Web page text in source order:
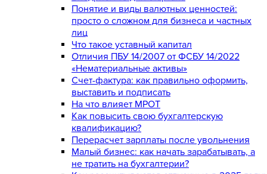
Понятие и виды валютных ценностей:
просто о сложном для бизнеса и частных
лиц
Что такое уставный капитал
Отличия ПБУ 14/2007 от ФСБУ 14/2022
«Нематериальные активы»
Счет-фактура: как правильно оформить,
выставить и подписать
На что влияет МРОТ
Как повысить свою бухгалтерскую
квалификацию?
Перерасчет зарплаты после увольнения
Малый бизнес: как начать зарабатывать, а
не тратить на бухгалтерии?